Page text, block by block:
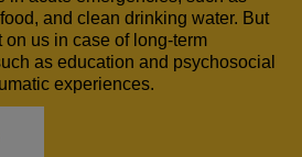
and clean drinking water. But
us in case of long-term
as education and psychosocial
experiences.